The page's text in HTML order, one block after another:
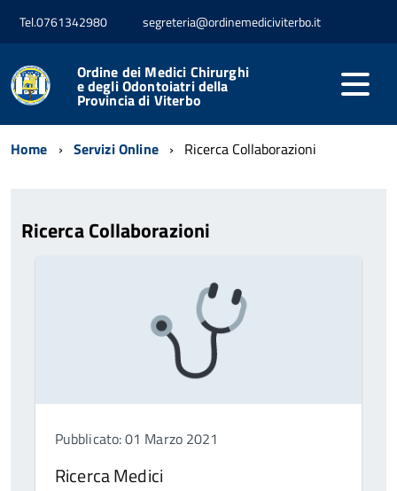
Tel.0761342980 segreteria@ordinemediciviterbo.it
Ordine dei Medici Chirurghi
e degli Odontoiatri della
Provincia di Viterbo
Home Servizi Online Ricerca Collaborazioni
Ricerca Collaborazioni
Pubblicato: 01 Marzo 2021
Ricerca Medici